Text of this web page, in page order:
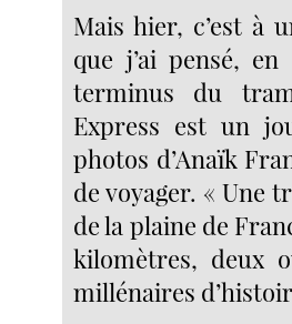
Mais hier, c’est à
que j’ai pensé,
terminus du
Express est un
photos d’Anaïk
de voyager. « Une
de la plaine de
kilomètres, deux
millénaires